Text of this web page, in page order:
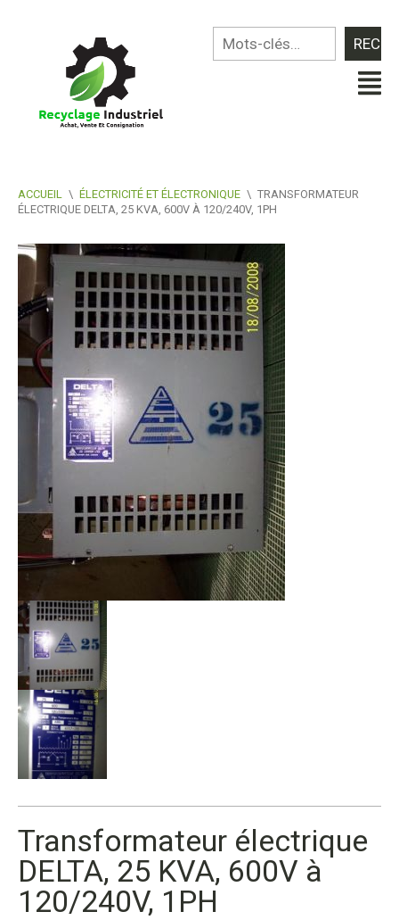
ACCUEIL \ ÉLECTRICITÉ ET ÉLECTRONIQUE \ TRANSFORMATEUR
ÉLECTRIQUE DELTA, 25 KVA, 600V À 120/240V, 1PH
Transformateur électrique
DELTA, 25 KVA, 600V à
120/240V, 1PH